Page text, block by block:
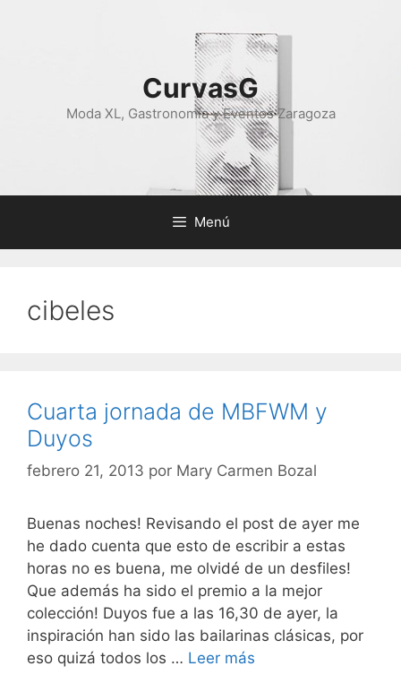
CurvasG
Moda XL, Gastronomía y Eventos Zaragoza
Menú
cibeles
Cuarta jornada de MBFWM y
Duyos
febrero 21, 2013 por Mary Carmen Bozal
Buenas noches! Revisando el post de ayer me
he dado cuenta que esto de escribir a estas
horas no es buena, me olvidé de un desfiles!
Que además ha sido el premio a la mejor
colección! Duyos fue a las 16,30 de ayer, la
inspiración han sido las bailarinas clásicas, por
eso quizá todos los … Leer más